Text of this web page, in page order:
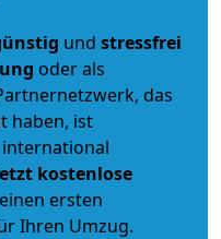
und stressfrei
oder als
das
haben, ist
kostenlose
ersten
Ihren Umzug.